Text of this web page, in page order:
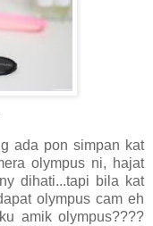
ada pon simpan kat
olympus ni, hajat
dihati...tapi bila kat
olympus cam eh
amik olympus????